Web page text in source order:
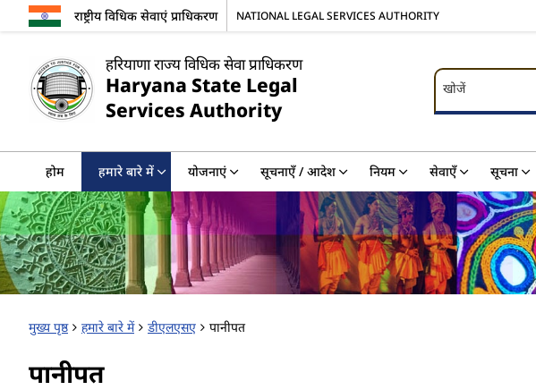
राष्ट्रीय विधिक सेवाएं प्राधिकरण NATIONAL LEGAL SERVICES AUTHORITY
हरियाणा राज्य विधिक सेवा प्राधिकरण
Haryana State Legal
Services Authority
खोजें
खोजें
होम हमारे बारे में योजनाएं सूचनाएँ / आदेश नियम सेवाएँ सूचना
मुख्य पृष्ठ हमारे बारे में डीएलएसए पानीपत
पानीपत